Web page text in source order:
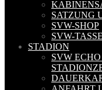
SATZUNG
SVW-SHOP
SVW-TASSE
STADION
SVW